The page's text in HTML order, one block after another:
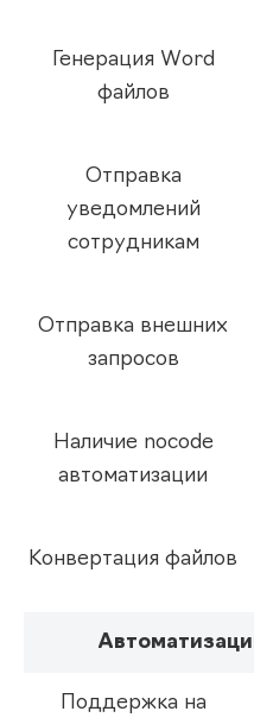
Генерация Word
файлов
Отправка
уведомлений
сотрудникам
Отправка внешних
запросов
Наличие nocode
автоматизации
Конвертация файлов
Поддержка на